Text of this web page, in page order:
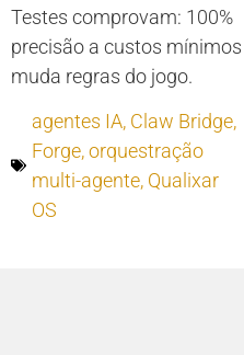
Testes comprovam: 100%
precisão a custos mínimos
muda regras do jogo.
agentes IA, Claw Bridge,
Forge,orquestração
multi-agente, Qualixar
OS